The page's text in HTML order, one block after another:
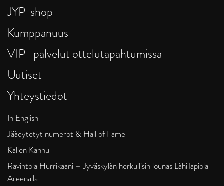
JYP-shop
Kumppanuus
VIP -palvelut ottelutapahtumissa
Uutiset
Yhteystiedot
In English
Jäädytetyt numerot & Hall of Fame
Kallen Kannu
Ravintola Hurrikaani – Jyväskylän herkullisin lounas LähiTapiola
Areenalla